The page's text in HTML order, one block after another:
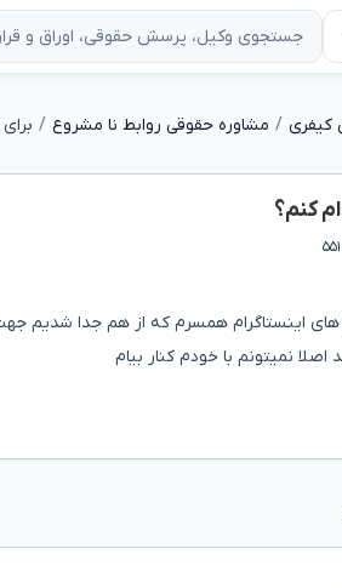
کیفری مشاوره حقوقی روابط نا مشروع
کنم؟
۵۵۱
های اینستاگرام همسرم که از هم جدا
نمیتونم با خودم کنار بیام